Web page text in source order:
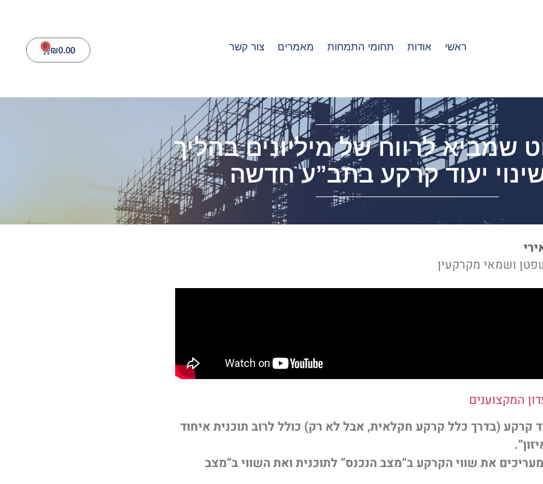
ראשי אודות תחומי התמחות מאמרים צור קשר ₪0.00
0
שמביא לרווח של מיליונים בהליך
יעוד קרקע בתב”ע חדשה
ושמאי מקרקעין
המקצוענים
קרקע (בדרך כלל קרקע חקלאית, אבל לא רק) כולל לרוב תוכנית איחוד
את שווי הקרקע ב”מצב הנכנס” לתוכנית ואת השווי ב”מצב